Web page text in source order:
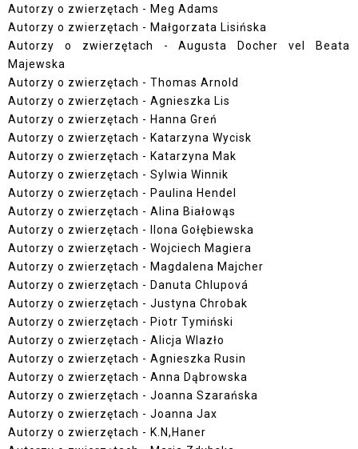
Autorzy o zwierzętach - Meg Adams
Autorzy o zwierzętach - Małgorzata Lisińska
Autorzy o zwierzętach - Augusta Docher vel Beata
Majewska
Autorzy o zwierzętach - Thomas Arnold
Autorzy o zwierzętach - Agnieszka Lis
Autorzy o zwierzętach - Hanna Greń
Autorzy o zwierzętach - Katarzyna Wycisk
Autorzy o zwierzętach - Katarzyna Mak
Autorzy o zwierzętach - Sylwia Winnik
Autorzy o zwierzętach - Paulina Hendel
Autorzy o zwierzętach - Alina Białowąs
Autorzy o zwierzętach - Ilona Gołębiewska
Autorzy o zwierzętach - Wojciech Magiera
Autorzy o zwierzętach - Magdalena Majcher
Autorzy o zwierzętach - Danuta Chlupová
Autorzy o zwierzętach - Justyna Chrobak
Autorzy o zwierzętach - Piotr Tymiński
Autorzy o zwierzętach - Alicja Wlazło
Autorzy o zwierzętach - Agnieszka Rusin
Autorzy o zwierzętach - Anna Dąbrowska
Autorzy o zwierzętach - Joanna Szarańska
Autorzy o zwierzętach - Joanna Jax
Autorzy o zwierzętach - K.N,Haner